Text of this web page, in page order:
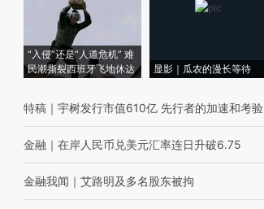
“入侵”还是“人道危机” 难
民潮撕裂西班牙飞地休达
显影｜瓜农的漫长等待
特稿 ｜ 宇树发行市值610亿 先行者的加速和考验
金融 ｜ 在岸人民币兑美元汇率连日升破6.75
金融我闻 ｜ 艾路明及多名股东被拘